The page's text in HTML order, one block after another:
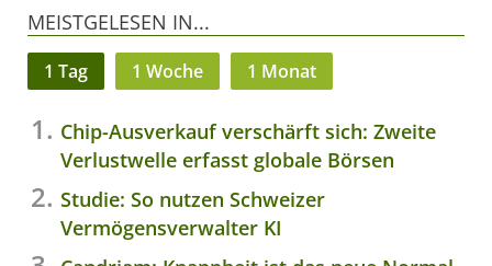
MEISTGELESEN IN...
1 Tag 1 Woche 1 Monat
Chip-Ausverkauf verschärft sich: Zweite
Verlustwelle erfasst globale Börsen
Studie: So nutzen Schweizer
Vermögensverwalter KI